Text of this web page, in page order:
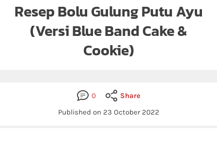
Resep Bolu Gulung Putu Ayu
(Versi Blue Band Cake &
Cookie)
0
Share
Published on 23 October 2022